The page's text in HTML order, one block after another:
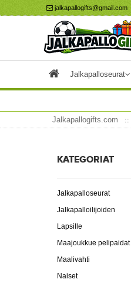
jalkapallogifts@gmail.com
Jalkapalloseurat
Jalkapallogifts.com
KATEGORIAT
Jalkapalloseurat
Jalkapalloilijoiden
Lapsille
Maajoukkue pelipaidat
Maalivahti
Naiset